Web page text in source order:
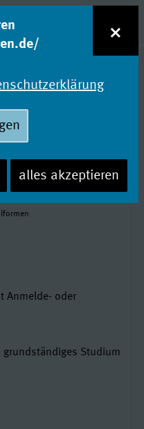
Jena
Anmelde- oder
Studium
×
alles akzeptieren